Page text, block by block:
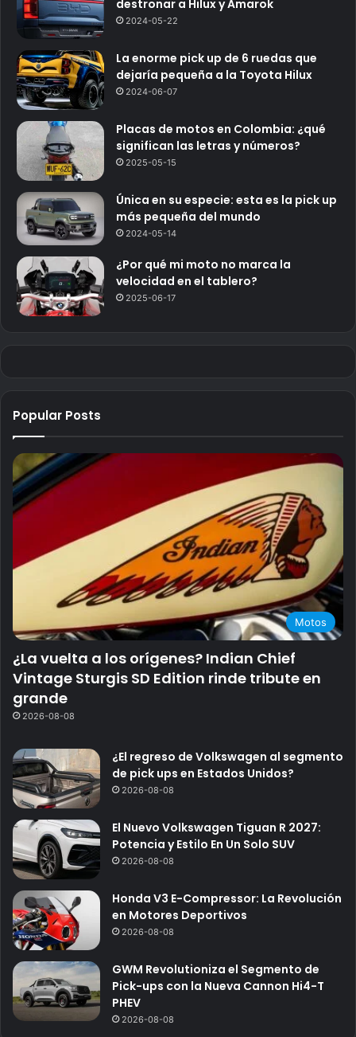
destronar a Hilux y Amarok
2024-05-22
La enorme pick up de 6 ruedas que
dejaría pequeña a la Toyota Hilux
2024-06-07
Placas de motos en Colombia: ¿qué
significan las letras y números?
2025-05-15
Única en su especie: esta es la pick up
más pequeña del mundo
2024-05-14
¿Por qué mi moto no marca la
velocidad en el tablero?
2025-06-17
Popular Posts
Motos
¿La vuelta a los orígenes? Indian Chief
Vintage Sturgis SD Edition rinde tribute en
grande
2026-08-08
¿El regreso de Volkswagen al segmento
de pick ups en Estados Unidos?
2026-08-08
El Nuevo Volkswagen Tiguan R 2027:
Potencia y Estilo En Un Solo SUV
2026-08-08
Honda V3 E-Compressor: La Revolución
en Motores Deportivos
2026-08-08
GWM Revolutioniza el Segmento de
Pick-ups con la Nueva Cannon Hi4-T
PHEV
2026-08-08